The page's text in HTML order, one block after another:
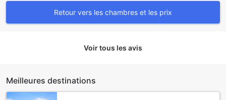
Retour vers les chambres et les prix
Voir tous les avis
Meilleures destinations